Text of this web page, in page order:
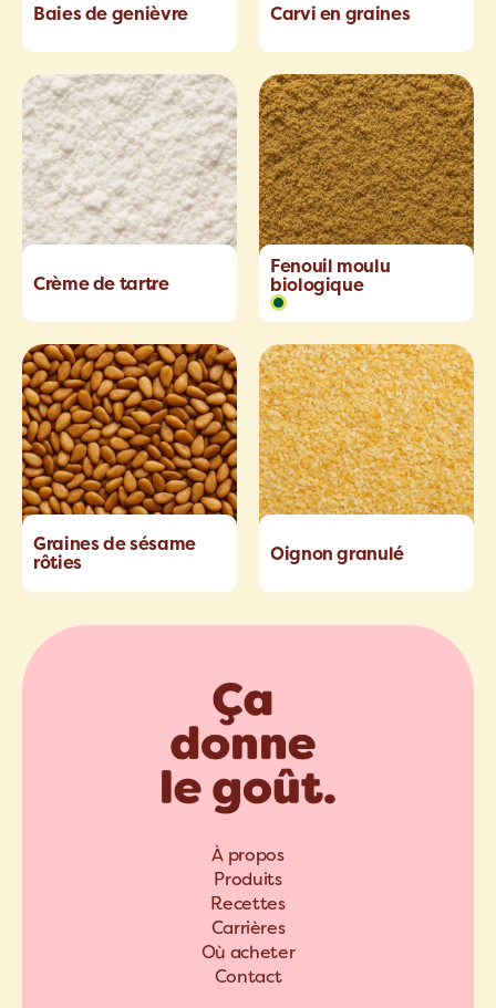
Baies de genièvre Carvi en graines
Crème de tartre
Fenouil moulu
biologique
Graines de sésame
rôties
Oignon granulé
À propos
Produits
Recettes
Carrières
Où acheter
Contact